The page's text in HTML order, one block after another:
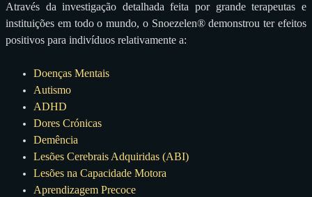
Através da investigação detalhada feita por grande terapeutas e
instituições em todo o mundo, o Snoezelen® demonstrou ter efeitos
positivos para indivíduos relativamente a:
Doenças Mentais
Autismo
ADHD
Dores Crónicas
Demência
Lesões Cerebrais Adquiridas (ABI)
Lesões na Capacidade Motora
Aprendizagem Precoce